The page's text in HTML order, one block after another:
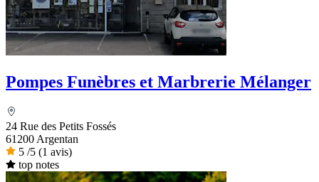
Pompes Funèbres et Marbrerie Mélanger
24 Rue des Petits Fossés
61200 Argentan
5 /5 (1 avis)
top notes